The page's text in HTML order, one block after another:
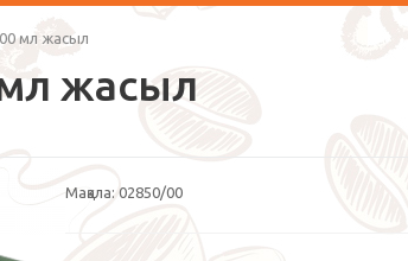
мл жасыл
жасыл
Мақала: 02850/00